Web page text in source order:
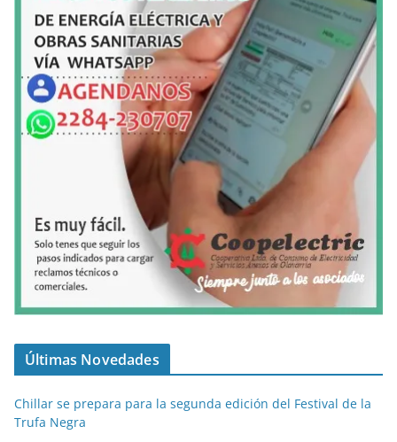
Últimas Novedades
Chillar se prepara para la segunda edición del Festival de la
Trufa Negra